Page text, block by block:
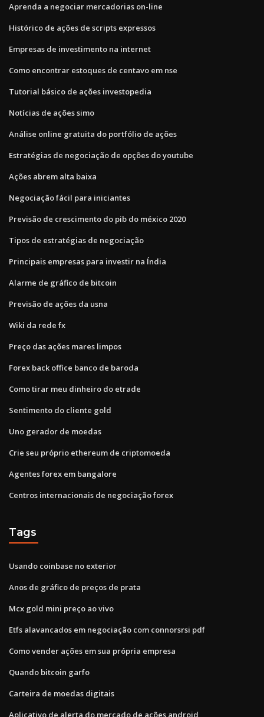
Aprenda a negociar mercadorias on-line
Histórico de ações de scripts expressos
Empresas de investimento na internet
Como encontrar estoques de centavo em nse
Tutorial básico de ações investopedia
Notícias de ações simo
Análise online gratuita do portfólio de ações
Estratégias de negociação de opções do youtube
Ações abrem alta baixa
Negociação fácil para iniciantes
Previsão de crescimento do pib do méxico 2020
Tipos de estratégias de negociação
Principais empresas para investir na Índia
Alarme de gráfico de bitcoin
Previsão de ações da usna
Wiki da rede fx
Preço das ações mares limpos
Forex back office banco de baroda
Como tirar meu dinheiro do etrade
Sentimento do cliente gold
Uno gerador de moedas
Crie seu próprio ethereum de criptomoeda
Agentes forex em bangalore
Centros internacionais de negociação forex
Tags
Usando coinbase no exterior
Anos de gráfico de preços de prata
Mcx gold mini preço ao vivo
Etfs alavancados em negociação com connorsrsi pdf
Como vender ações em sua própria empresa
Quando bitcoin garfo
Carteira de moedas digitais
Aplicativo de alerta do mercado de ações android